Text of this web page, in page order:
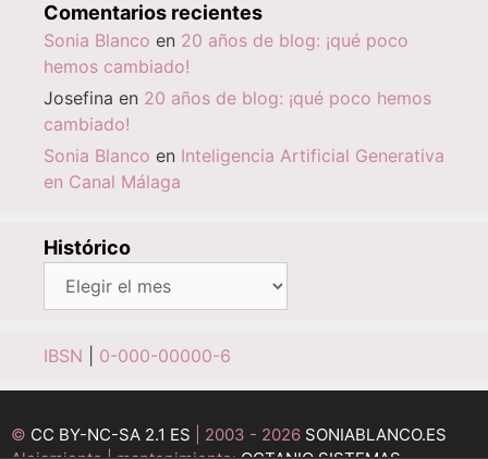
Comentarios recientes
Sonia Blanco en 20 años de blog: ¡qué poco
hemos cambiado!
Josefina en 20 años de blog: ¡qué poco hemos
cambiado!
Sonia Blanco en Inteligencia Artificial Generativa
en Canal Málaga
Histórico
Histórico
IBSN 0-000-00000-6
© CC BY-NC-SA 2.1 ES | 2003 - 2026 SONIABLANCO.ES